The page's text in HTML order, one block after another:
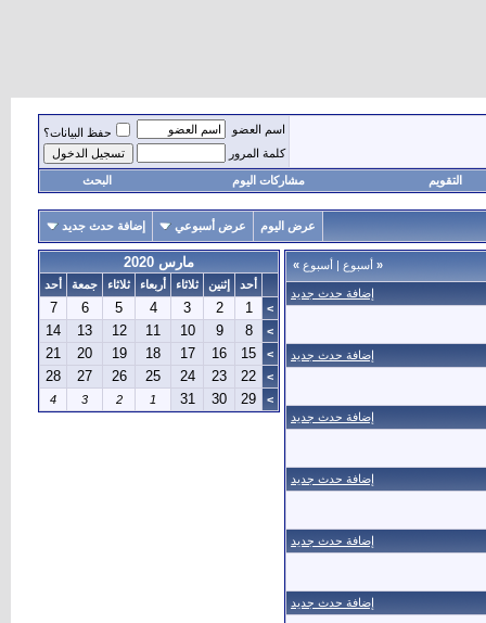
اسم العضو
حفظ البيانات؟
كلمة المرور
التقويم مشاركات اليوم البحث
عرض اليوم عرض أسبوعي إضافة حدث جديد
« أسبوع | أسبوع »
إضافة حدث جديد
إضافة حدث جديد
إضافة حدث جديد
إضافة حدث جديد
إضافة حدث جديد
إضافة حدث جديد
مارس 2020
أحد إثنين ثلاثاء أربعاء ثلاثاء جمعة
أحد
>
1
2
3
4
5
6
7
>
8
9
10
11
12
13
14
>
15
16
17
18
19
20
21
>
22
23
24
25
26
27
28
>
29
30
31
1
2
3
4